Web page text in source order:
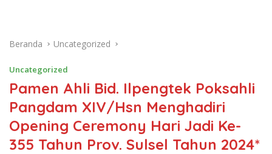
Beranda Uncategorized
Uncategorized
Pamen Ahli Bid. Ilpengtek Poksahli
Pangdam XIV/Hsn Menghadiri
Opening Ceremony Hari Jadi Ke-
355 Tahun Prov. Sulsel Tahun 2024*